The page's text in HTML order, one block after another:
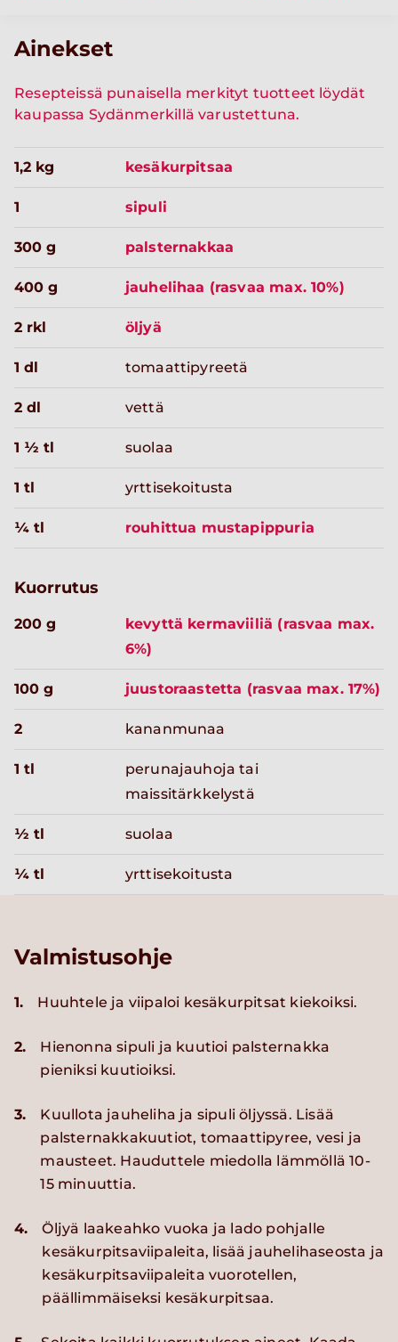
Ainekset
Resepteissä punaisella merkityt tuotteet löydät
kaupassa Sydänmerkillä varustettuna.
1,2 kg kesäkurpitsaa
1 sipuli
300 g palsternakkaa
400 g jauhelihaa (rasvaa max. 10%)
2 rkl öljyä
1 dl tomaattipyreetä
2 dl vettä
1 ½ tl suolaa
1 tl yrttisekoitusta
¼ tl rouhittua mustapippuria
Kuorrutus
200 g
kevyttä kermaviiliä (rasvaa max.
6%)
100 g juustoraastetta (rasvaa max. 17%)
2 kananmunaa
1 tl
perunajauhoja tai
maissitärkkelystä
½ tl suolaa
¼ tl yrttisekoitusta
Valmistusohje
1. Huuhtele ja viipaloi kesäkurpitsat kiekoiksi.
2.
Hienonna sipuli ja kuutioi palsternakka
pieniksi kuutioiksi.
3.
Kuullota jauheliha ja sipuli öljyssä. Lisää
palsternakkakuutiot, tomaattipyree, vesi ja
mausteet. Hauduttele miedolla lämmöllä 10-
15 minuuttia.
4.
Öljyä laakeahko vuoka ja lado pohjalle
kesäkurpitsaviipaleita, lisää jauhelihaseosta ja
kesäkurpitsaviipaleita vuorotellen,
päällimmäiseksi kesäkurpitsaa.